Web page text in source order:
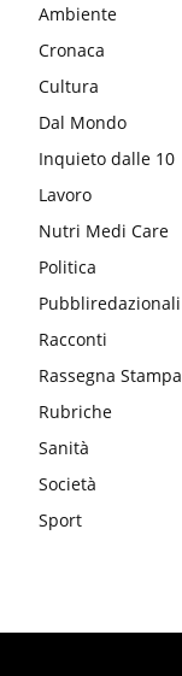
Ambiente
Cronaca
Cultura
Dal Mondo
Inquieto dalle 10
Lavoro
Nutri Medi Care
Politica
Pubbliredazionali
Racconti
Rassegna Stampa
Rubriche
Sanità
Società
Sport